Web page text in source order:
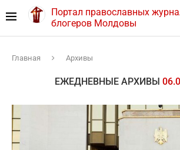
Портал православных
блогеров Молдовы
Главная Архивы
ЕЖЕДНЕВНЫЕ АРХИВЫ